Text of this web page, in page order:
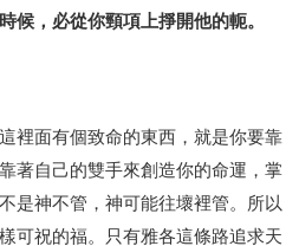
候，必從你頸項上掙開他的軛。
裡面有個致命的東西，就是你要靠
著自己的雙手來創造你的命運，掌
是神不管，神可能往壞裡管。所以
可祝的福。只有雅各這條路追求天